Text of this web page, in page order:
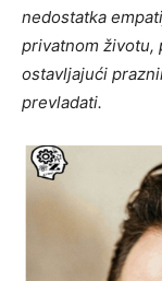
nedostatka
privatnom životu,
ostavljajući
prevladati.